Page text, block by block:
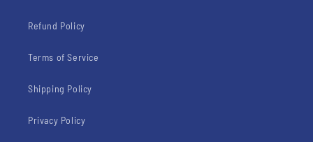
Refund Policy
Terms of Service
Shipping Policy
Privacy Policy